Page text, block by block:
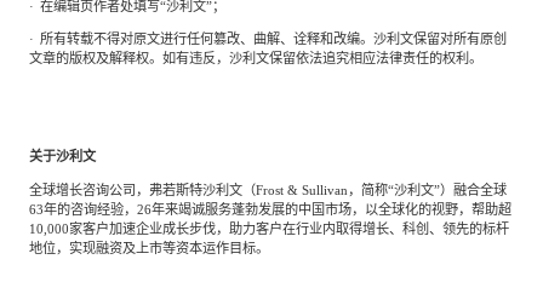
· 在编辑页作者处填写“沙利文”；
· 所有转载不得对原文进行任何篡改、曲解、诠释和改编。沙利文保留对所有原创
文章的版权及解释权。如有违反，沙利文保留依法追究相应法律责任的权利。
关于沙利文
全球增长咨询公司，弗若斯特沙利文（Frost& Sullivan，简称“沙利文”）融合全球
63年的咨询经验，26年来竭诚服务蓬勃发展的中国市场，以全球化的视野，帮助超
10,000家客户加速企业成长步伐，助力客户在行业内取得增长、科创、领先的标杆
地位，实现融资及上市等资本运作目标。